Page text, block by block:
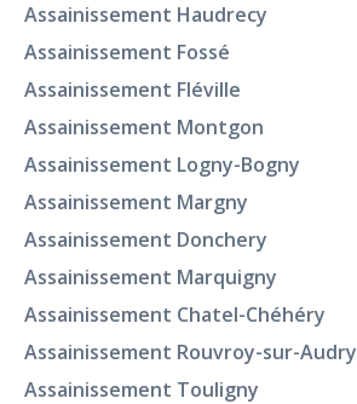
Assainissement Haudrecy
Assainissement Fossé
Assainissement Fléville
Assainissement Montgon
Assainissement Logny-Bogny
Assainissement Margny
Assainissement Donchery
Assainissement Marquigny
Assainissement Chatel-Chéhéry
Assainissement Rouvroy-sur-Audry
Assainissement Touligny